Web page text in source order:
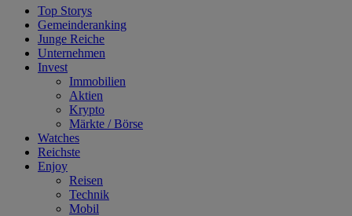
Top Storys
Gemeinderanking
Junge Reiche
Unternehmen
Invest
Immobilien
Aktien
Krypto
Märkte / Börse
Watches
Reichste
Enjoy
Reisen
Technik
Mobil